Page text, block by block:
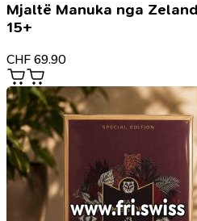
Mjaltë Manuka nga
15+
CHF 69.90